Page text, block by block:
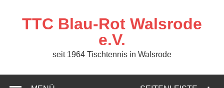
springenTTC Blau-Rot Walsrode
e.V.
seit 1964 Tischtennis in Walsrode